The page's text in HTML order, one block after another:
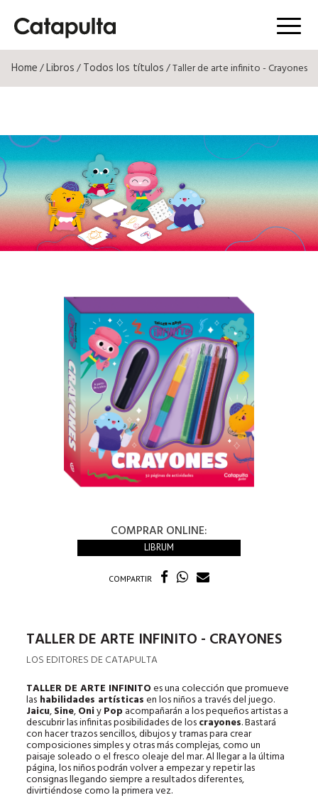
Menú
Home/Libros/Todos los títulos/ Taller de arte infinito - Crayones
COMPRAR ONLINE:
LIBRUM
COMPARTIR
TALLER DE ARTE INFINITO - CRAYONES
LOS EDITORES DE CATAPULTA
TALLER DE ARTE INFINITOes una colección que promueve
las habilidades artísticasen los niños a través del juego.
Jaicu,Sine,OniyPop acompañarán a los pequeños artistas a
descubrir las infinitas posibilidades de loscrayones. Bastará
con hacer trazos sencillos, dibujos y tramas para crear
composiciones simples y otras más complejas, como un
paisaje soleado o el fresco oleaje del mar. Al llegar a la última
página, los niños podrán volver a empezar y repetir las
consignas llegando siempre a resultados diferentes,
divirtiéndose como la primera vez.